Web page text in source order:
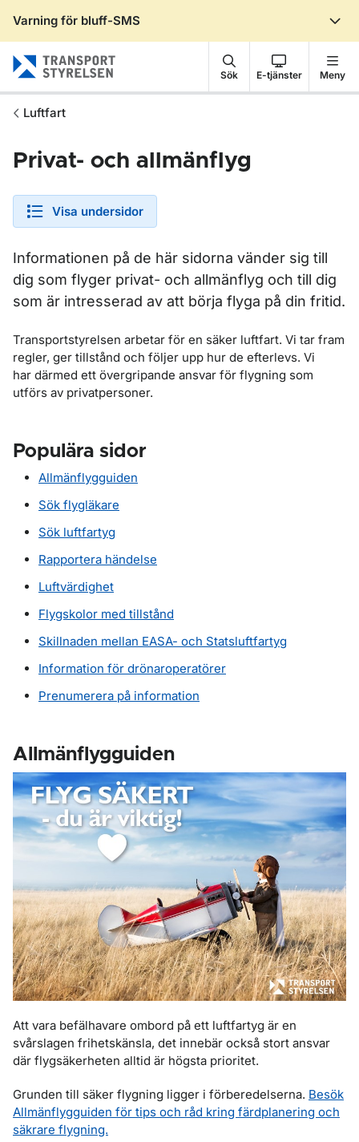
Varning för bluff-SMS
Sök E-tjänster Meny
Luftfart
Privat- och allmänflyg
Visa undersidor
Informationen på de här sidorna vänder sig till
dig som flyger privat- och allmänflyg och till dig
som är intresserad av att börja flyga på din fritid.
Transportstyrelsen arbetar för en säker luftfart. Vi tar fram
regler, ger tillstånd och följer upp hur de efterlevs. Vi
har därmed ett övergripande ansvar för flygning som
utförs av privatpersoner.
Populära sidor
Allmänflygguiden
Sök flygläkare
Sök luftfartyg
Rapportera händelse
Luftvärdighet
Flygskolor med tillstånd
Skillnaden mellan EASA- och Statsluftfartyg
Information för drönaroperatörer
Prenumerera på information
Allmänflygguiden
Att vara befälhavare ombord på ett luftfartyg är en
svårslagen frihetskänsla, det innebär också stort ansvar
där flygsäkerheten alltid är högsta prioritet.
Grunden till säker flygning ligger i förberedelserna. Besök
Allmänflygguiden för tips och råd kring färdplanering och
säkrare flygning.